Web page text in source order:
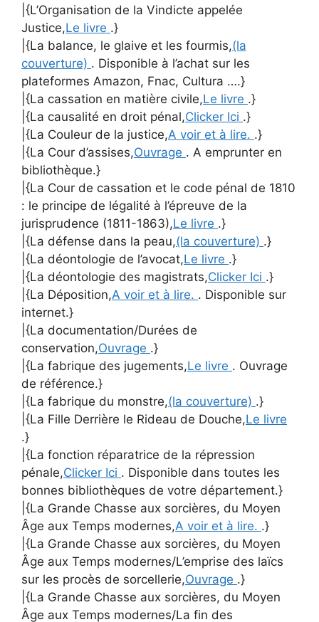
|{L’Organisation de la Vindicte appelée
Justice,Le livre .}
|{La balance, le glaive et les fourmis,(la
couverture) . Disponible à l’achat sur les
plateformes Amazon, Fnac, Cultura ….}
|{La cassation en matière civile,Le livre .}
|{La causalité en droit pénal,Clicker Ici .}
|{La Couleur de la justice,A voir et à lire. .}
|{La Cour d’assises,Ouvrage . A emprunter en
bibliothèque.}
|{La Cour de cassation et le code pénal de 1810
: le principe de légalité à l’épreuve de la
jurisprudence (1811-1863),Le livre .}
|{La défense dans la peau,(la couverture) .}
|{La déontologie de l’avocat,Le livre .}
|{La déontologie des magistrats,Clicker Ici .}
|{La Déposition,A voir et à lire. . Disponible sur
internet.}
|{La documentation/Durées de
conservation,Ouvrage .}
|{La fabrique des jugements,Le livre . Ouvrage
de référence.}
|{La fabrique du monstre,(la couverture) .}
|{La Fille Derrière le Rideau de Douche,Le livre
.}
|{La fonction réparatrice de la répression
pénale,Clicker Ici . Disponible dans toutes les
bonnes bibliothèques de votre département.}
|{La Grande Chasse aux sorcières, du Moyen
Âge aux Temps modernes,A voir et à lire. .}
|{La Grande Chasse aux sorcières, du Moyen
Âge aux Temps modernes/L’emprise des laïcs
sur les procès de sorcellerie,Ouvrage .}
|{La Grande Chasse aux sorcières, du Moyen
Âge aux Temps modernes/La fin des